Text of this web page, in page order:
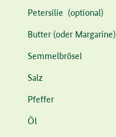
Petersilie (optional)
Butter (oder Margarine)
Semmelbrösel
Salz
Pfeffer
Öl